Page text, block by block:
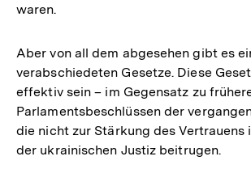
waren.
Aber von all dem abgesehen gibt es
verabschiedeten Gesetze. Diese
effektiv sein – im Gegensatz zu
Parlamentsbeschlüssen der
die nicht zur Stärkung des Vertrauens
der ukrainischen Justiz beitrugen.